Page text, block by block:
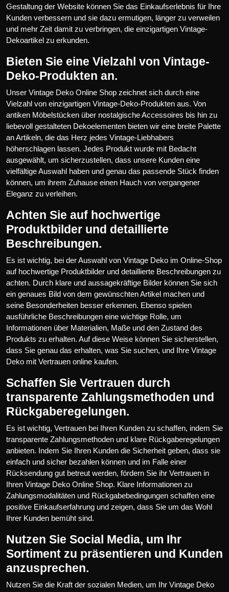
Gestaltung der Website können Sie das Einkaufserlebnis für Ihre
Kunden verbessern und sie dazu ermutigen, länger zu verweilen
und mehr Zeit damit zu verbringen, die einzigartigen Vintage-
Dekoartikel zu erkunden.
Bieten Sie eine Vielzahl von Vintage-
Deko-Produkten an.
Unser Vintage Deko Online Shop zeichnet sich durch eine
Vielzahl von einzigartigen Vintage-Deko-Produkten aus. Von
antiken Möbelstücken über nostalgische Accessoires bis hin zu
liebevoll gestalteten Dekoelementen bieten wir eine breite Palette
an Artikeln, die das Herz jedes Vintage-Liebhabers
höherschlagen lassen. Jedes Produkt wurde mit Bedacht
ausgewählt, um sicherzustellen, dass unsere Kunden eine
vielfältige Auswahl haben und genau das passende Stück finden
können, um ihrem Zuhause einen Hauch von vergangener
Eleganz zu verleihen.
Achten Sie auf hochwertige
Produktbilder und detaillierte
Beschreibungen.
Es ist wichtig, bei der Auswahl von Vintage Deko im Online-Shop
auf hochwertige Produktbilder und detaillierte Beschreibungen zu
achten. Durch klare und aussagekräftige Bilder können Sie sich
ein genaues Bild von dem gewünschten Artikel machen und
seine Besonderheiten besser erkennen. Ebenso spielen
ausführliche Beschreibungen eine wichtige Rolle, um
Informationen über Materialien, Maße und den Zustand des
Produkts zu erhalten. Auf diese Weise können Sie sicherstellen,
dass Sie genau das erhalten, was Sie suchen, und Ihre Vintage
Deko mit Vertrauen online kaufen.
Schaffen Sie Vertrauen durch
transparente Zahlungsmethoden und
Rückgaberegelungen.
Es ist wichtig, Vertrauen bei Ihren Kunden zu schaffen, indem Sie
transparente Zahlungsmethoden und klare Rückgaberegelungen
anbieten. Indem Sie Ihren Kunden die Sicherheit geben, dass sie
einfach und sicher bezahlen können und im Falle einer
Rücksendung gut betreut werden, fördern Sie ihr Vertrauen in
Ihren Vintage Deko Online Shop. Klare Informationen zu
Zahlungsmodalitäten und Rückgabebedingungen schaffen eine
positive Einkaufserfahrung und zeigen, dass Sie um das Wohl
Ihrer Kunden bemüht sind.
Nutzen Sie Social Media, um Ihr
Sortiment zu präsentieren und Kunden
anzusprechen.
Nutzen Sie die Kraft der sozialen Medien, um Ihr Vintage Deko